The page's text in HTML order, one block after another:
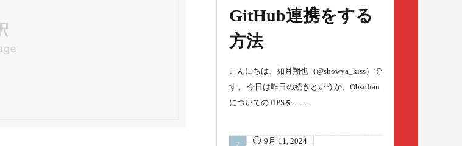
GitHub連携をする
方法
こんにちは、如月翔也（@showya_kiss）で
す。 今日は昨日の続きというか、Obsidian
についてのTIPSを……
9月 11, 2024